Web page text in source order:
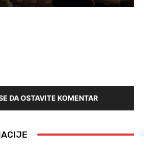
DA OSTAVITE KOMENTAR